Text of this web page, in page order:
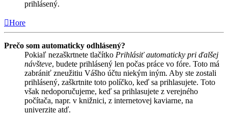
prihlásený.
Hore
Prečo som automaticky odhlásený?
Pokiaľ nezaškrtnete tlačítko Prihlásiť automaticky pri ďalšej
návšteve, budete prihlásený len počas práce vo fóre. Toto má
zabrániť zneužitiu Vášho účtu niekým iným. Aby ste zostali
prihlásený, zaškrtnite toto políčko, keď sa prihlasujete. Toto
však nedoporučujeme, keď sa prihlasujete z verejného
počítača, napr. v knižnici, z internetovej kaviarne, na
univerzite atď.